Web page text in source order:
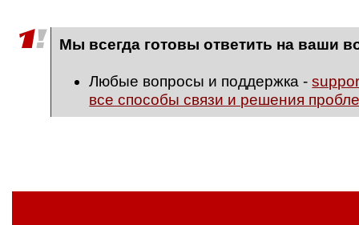
Мы всегда готовы ответить на ваши
Любые вопросы и поддержка -
все способы связи и решения